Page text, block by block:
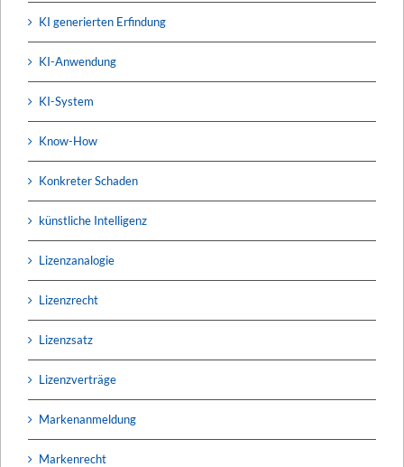
KI generierten Erfindung
KI-Anwendung
KI-System
Know-How
Konkreter Schaden
künstliche Intelligenz
Lizenzanalogie
Lizenzrecht
Lizenzsatz
Lizenzverträge
Markenanmeldung
Markenrecht